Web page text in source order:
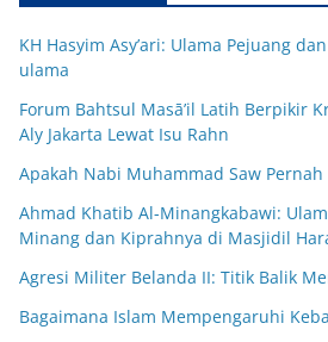
KH Hasyim Asy’ari: Ulama Pejuang
ulama
Forum Bahtsul Masā’il Latih Berpikir
Aly Jakarta Lewat Isu Rahn
Apakah Nabi Muhammad Saw Pernah
Ahmad Khatib Al-Minangkabawi:
Minang dan Kiprahnya di Masjidil
Agresi Militer Belanda II: Titik Balik
Bagaimana Islam Mempengaruhi